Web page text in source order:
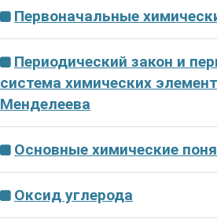
Первоначальные
Периодический закон и
система химических
Менделеева
Основные химические
Oксид углерода